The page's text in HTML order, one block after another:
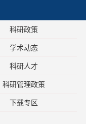
科研政策
学术动态
科研人才
科研管理政策
下载专区